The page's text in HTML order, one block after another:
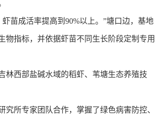
苗成活率提高到90%以上。”塘口边，基地
物指标，并依据虾苗不同生长阶段定制专用
西部盐碱水域的稻虾、苇塘生态养殖技
所专家团队合作，掌握了绿色病害防控、